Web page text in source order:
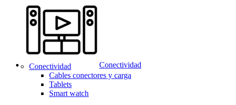
Conectividad
Conectividad
Cables conectores y carga
Tablets
Smart watch